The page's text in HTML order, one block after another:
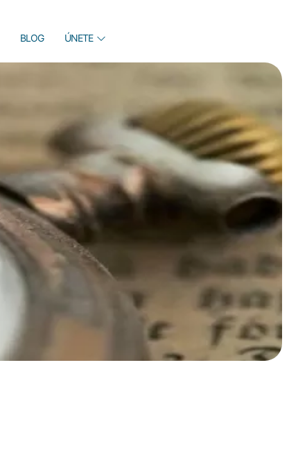
BLOG ÚNETE